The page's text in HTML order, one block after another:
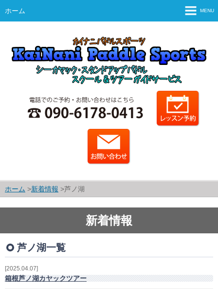
ホーム MENU
ご案内
スタッフ紹介・運営会社
SUPとは？
シーカヤックのコース・料金
予約・申込方法
ブログ
動画
ホーム 新着情報 芦ノ湖
新着情報
芦ノ湖一覧
2025.04.07
箱根芦ノ湖カヤックツアー